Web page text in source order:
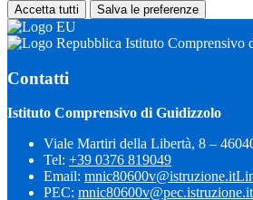
Accetta tutti Salva le preferenze
Istituto Comprensivo
Contatti
Istituto Comprensivo di Guidizzolo
Viale Martiri della Libertà, 8 –
Tel: +39 0376 819049
Email: mnic80600v@istruzione.it
PEC: mnic80600v@pec.istruzione.it